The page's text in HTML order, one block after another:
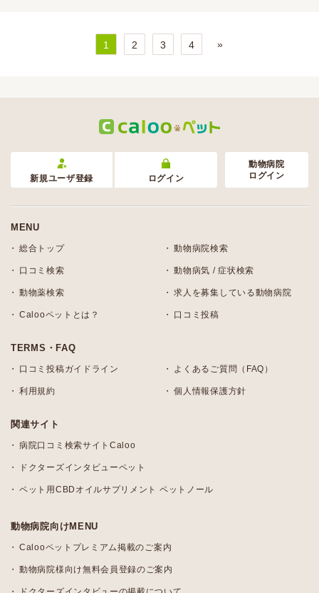
1 2 3 4 »
新規ユーザ登録 ログイン
動物病院
ログイン
MENU
総合トップ 動物病院検索
口コミ検索 動物病気 / 症状検索
動物薬検索 求人を募集している動物病院
Calooペットとは？ 口コミ投稿
TERMS・FAQ
口コミ投稿ガイドライン よくあるご質問（FAQ）
利用規約 個人情報保護方針
関連サイト
病院口コミ検索サイトCaloo
ドクターズインタビューペット
ペット用CBDオイルサプリメント ペットノール
動物病院向けMENU
Calooペットプレミアム掲載のご案内
動物病院様向け無料会員登録のご案内